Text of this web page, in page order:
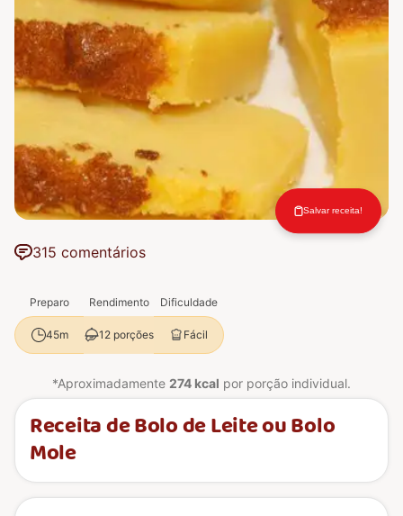
315 comentários
Salvar receita!
Preparo Rendimento Dificuldade
45m 12 porções Fácil
*Aproximadamente 274 kcal por porção individual.
Receita de Bolo de Leite ou Bolo
Mole